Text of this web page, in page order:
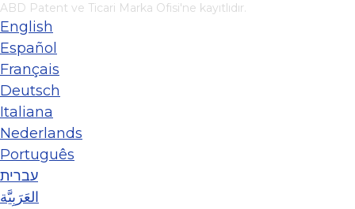
ABD Patent ve Ticari Marka Ofisi'ne kayıtlıdır.
English
Español
Français
Deutsch
Italiana
Nederlands
Português
עברית
العَرَبِيَّة